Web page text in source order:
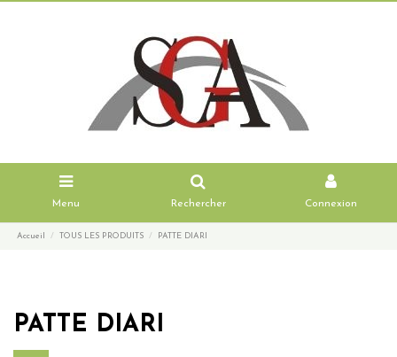
Menu Rechercher Connexion
Accueil TOUS LES PRODUITS PATTE DIARI
PATTE DIARI